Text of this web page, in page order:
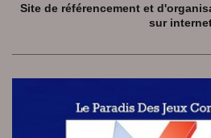
Site de référencement et
sur